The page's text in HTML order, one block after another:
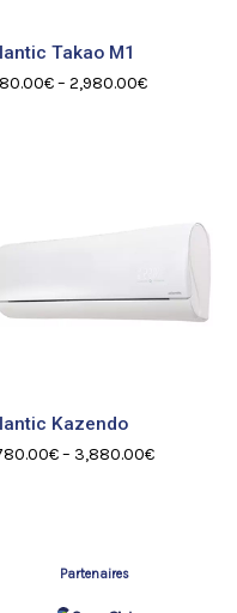
Takao M1
€– 2,980.00€
Kazendo
€– 3,880.00€
Partenaires